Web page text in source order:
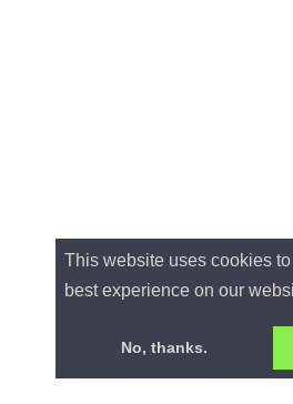
This website uses cookies
best experience on our
No, thanks.